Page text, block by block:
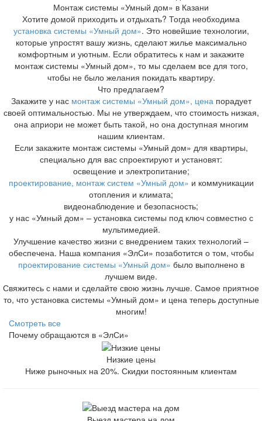
Монтаж системы «Умный дом» в Казани
Хотите домой приходить и отдыхать? Тогда необходима
установка системы «Умный дом». Это новейшие технологии,
которые упростят вашу жизнь, сделают жилье максимально
комфортным и уютным. Если обратитесь к нам и закажите
монтаж системы «Умный дом», то мы сделаем все для того,
чтобы не было желания покидать квартиру.
Что предлагаем?
Закажите у нас монтаж системы «Умный дом», цена порадует
своей оптимальностью. Мы не утверждаем, что стоимость низкая,
она априори не может быть такой, но она доступная многим
нашим клиентам.
Если закажите монтаж системы «Умный дом» для квартиры,
специально для вас спроектируют и установят:
освещение и электропитание;
проектирование, монтаж систем «Умный дом» и коммуникации
отопления и климата;
видеонаблюдение и безопасность;
у нас «Умный дом» – установка системы под ключ совместно с
мультимедией.
Улучшение качество жизни с внедрением таких технологий –
обеспечена. Наша компания «ЭлСи» позаботится о том, чтобы
проектирование системы «Умный дом» было выполнено в
лучшем виде.
Свяжитесь с нами и сделайте свою жизнь лучше. Самое приятное
то, что установка системы «Умный дом» и цена теперь доступные
многим!
Смотреть все
Почему обращаются в «ЭлСи»
Низкие цены
Ниже рыночных на 20%. Скидки постоянным клиентам